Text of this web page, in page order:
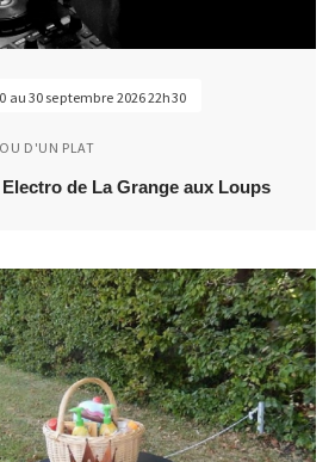
de La Grange aux Loups
D'UN PLAT
au 30 septembre 2026 22h30